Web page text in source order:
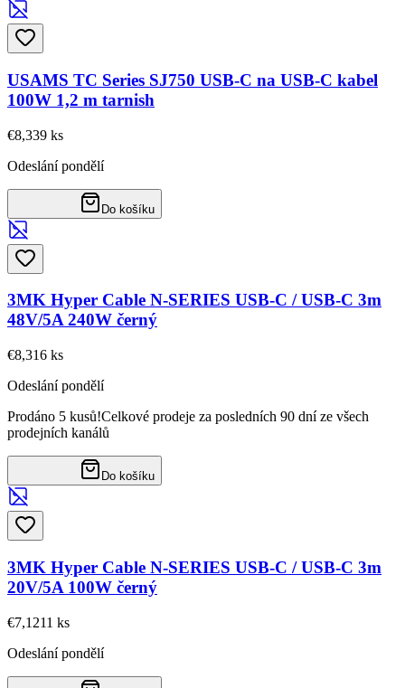
USAMS TC Series SJ750 USB-C na USB-C kabel
100W 1,2 m tarnish
€8,339 ks
Odeslání pondělí
Do košíku
3MK Hyper Cable N-SERIES USB-C / USB-C 3m
48V/5A 240W černý
€8,316 ks
Odeslání pondělí
Prodáno 5 kusů!Celkové prodeje za posledních 90 dní ze všech
prodejních kanálů
Do košíku
3MK Hyper Cable N-SERIES USB-C / USB-C 3m
20V/5A 100W černý
€7,1211 ks
Odeslání pondělí